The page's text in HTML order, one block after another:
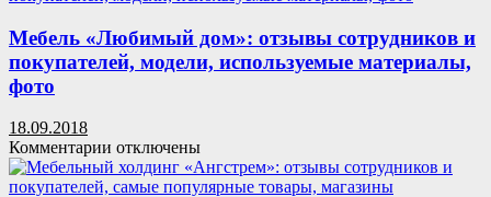
и
удобство
описание,
материалы,
инструкция
Мебель «Любимый дом»: отзывы сотрудников и
покупателей, модели, используемые материалы,
фото
18.09.2018
Комментарии к
записи
Мебель
отключены